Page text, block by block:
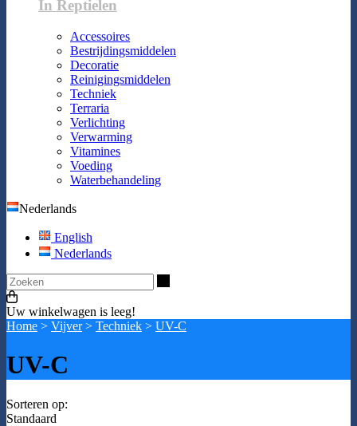
In Reptielen
Accessoires
Bestrijdingsmiddelen
Decoratie
Reinigingsmiddelen
Techniek
Terraria
Verlichting
Verwarming
Vitamines
Voeding
Waterbehandeling
Nederlands
English
Nederlands
Uw winkelwagen is leeg!
Home > Vijver> Techniek > UV-C
UV-C
Sorteren op:
Standaard